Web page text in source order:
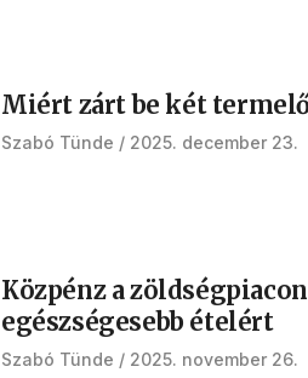
Miért zárt be két
Szabó Tünde 2025. december 23.
Közpénz a
egészségesebb ételért
Szabó Tünde 2025. november 26.